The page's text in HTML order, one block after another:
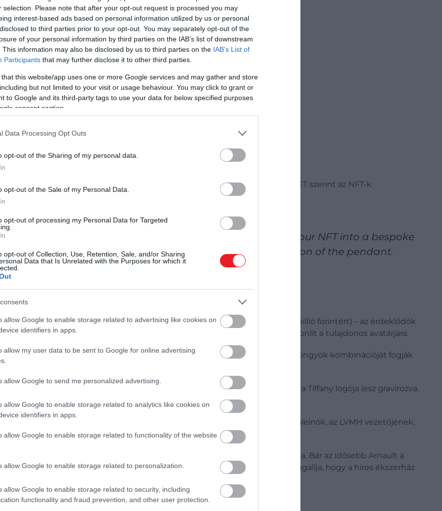
selection. Please note that after your opt-out request is processed you may
interest-based ads based on personal information utilized by us or personal
to third parties prior to your opt-out. You may separately opt-out of the
of your personal information by third parties on the IAB’s list of downstream
This information may also be disclosed by us to third parties on the IAB’s List of
Participants that may further disclose it to other third parties.
that this website/app uses one or more Google services and may gather and store
but not limited to your visit or usage behaviour. You may click to grant or
to Google and its third-party tags to use your data for below specified purposes
consent section.
Data Processing Opt Outs
opt-out of the Sharing of my personal data.
opt-out of the Sale of my Personal Data.
opt-out of processing my Personal Data for Targeted
opt-out of Collection, Use, Retention, Sale, and/or Sharing
Data that Is Unrelated with the Purposes for which it
allow Google to enable storage related to advertising like cookies on
identifiers in apps.
allow my user data to be sent to Google for online advertising
allow Google to send me personalized advertising.
allow Google to enable storage related to analytics like cookies on
identifiers in apps.
allow Google to enable storage related to functionality of the website
allow Google to enable storage related to personalization.
allow Google to enable storage related to security, including
functionality and fraud prevention, and other user protection.
oldalunkat preferált forrásként a Google Keresőben
digitális és fizikai gyűjtőeszközökből álló kollekciót fog kiadni, ami a CNET szerint az NFT-k
level. Exclusive to CryptoPunks holders, NFTiff transforms your NFT into a bespoke
& Co. artisans. You’ll also receive an additional NFT version of the pendant.
#NFTiff #TiffanyAndCo pic.twitter.com/pyKlWejHv4
kínálják majd 30 Ethereumért (50 000 dollárért, azaz körülbelül 20 millió forintért) – az érdeklődők
„belépőhöz" egy-egy egyedi tervezésű Tiffany-medál jár majd, amely hasonlít a tulajdonos avatárjára.
gyémántok, zafírok, ametisztek, spinell és más drágakövek köré foglalt gyöngyök kombinációját fogják
lánc végén lesz.
vagy sárgaaranyból készül, és hátoldalán a CryptoPunk sorozat száma és a Tiffany logója lesz gravírozva.
a vásárlók, míg a digitális megjelenítés októberben érkezik virtuálisan.
hónappal ezelőtt történt. Ezt a termék- és kommunikációs ügyvezető alelnök, az LVMH vezetőjének,
hordható ékszerré alakította – a berakott medál az NFT-profilképét mintázta. Bár az idősebb Arnault a
és a virtuális vásárlással kapcsolatban, az NFTiff elindítása azt sugallja, hogy a híres ékszerház
is komoly pénzt fektessen.